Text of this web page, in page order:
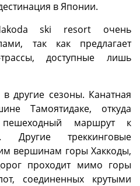
в Японии.
ski resort очень
так как предлагает
трассы, доступные лишь
другие сезоны. Канатная
Тамоятидаке, откуда
пешеходный маршрут к
Другие треккинговые
вершинам горы Хаккоды,
проходит мимо горы
соединенных крутыми